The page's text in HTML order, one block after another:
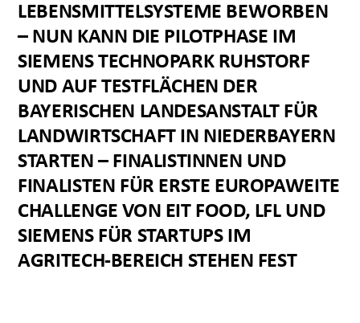
LEBENSMITTELSYSTEME BEWORBEN
– NUN KANN DIE PILOTPHASE IM
SIEMENS TECHNOPARK RUHSTORF
UND AUF TESTFLÄCHEN DER
BAYERISCHEN LANDESANSTALT FÜR
LANDWIRTSCHAFT IN NIEDERBAYERN
STARTEN – FINALISTINNEN UND
FINALISTEN FÜR ERSTE EUROPAWEITE
CHALLENGE VON EIT FOOD, LFL UND
SIEMENS FÜR STARTUPS IM
AGRITECH-BEREICH STEHEN FEST